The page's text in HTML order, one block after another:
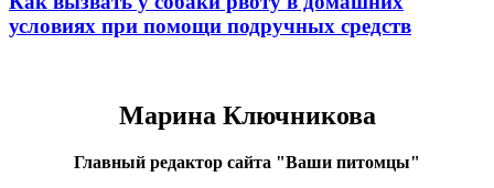
условиях при помощи подручных средств
Марина Ключникова
Главный редактор сайта "Ваши питомцы"